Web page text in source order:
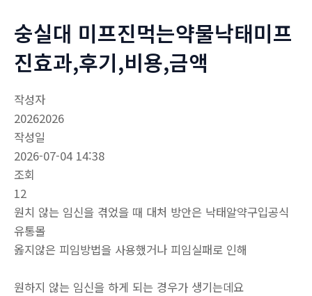
숭실대 미프진먹는약물낙태미프
진효과,후기,비용,금액
작성자
20262026
작성일
2026-07-04 14:38
조회
12
원치 않는 임신을 겪었을 때 대처 방안은 낙태알약구입공식
유통몰
옳지않은 피임방법을 사용했거나 피임실패로 인해
원하지 않는 임신을 하게 되는 경우가 생기는데요